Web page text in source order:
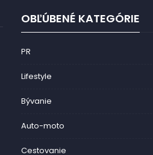
OBĽÚBENÉ KATEGÓRIE
PR
Lifestyle
Bývanie
Auto-moto
Cestovanie